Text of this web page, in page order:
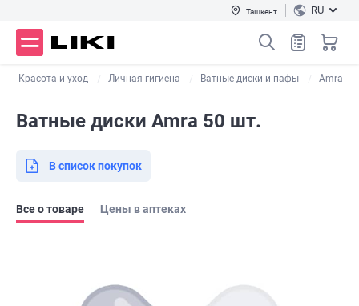
Ташкент RU
Красота и уход Личная гигиена Ватные диски и пафы Amra
Ватные диски Amra 50 шт.
В список покупок
Все о товаре Цены в аптеках